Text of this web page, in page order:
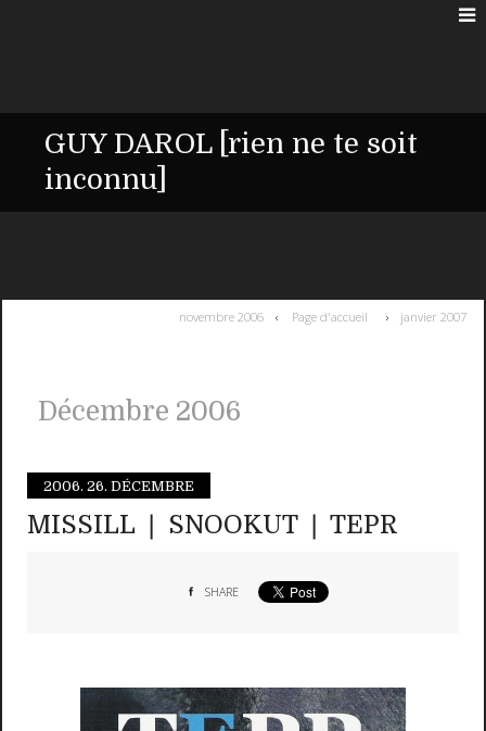
GUY DAROL [rien ne te soit
inconnu]
novembre 2006 Page d'accueil janvier 2007
Décembre 2006
2006. 26. DÉCEMBRE
MISSILL ❘ SNOOKUT ❘ TEPR
SHARE